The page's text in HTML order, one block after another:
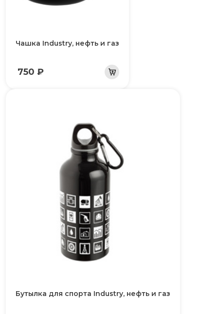
Чашка Industry, нефть и газ
750 ₽
Бутылка для спорта Industry, нефть и газ